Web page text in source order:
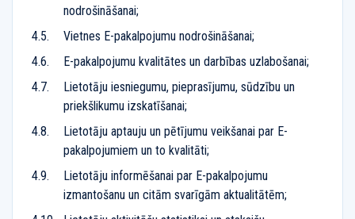
nodrošināšanai;
Vietnes E-pakalpojumu nodrošināšanai;
E-pakalpojumu kvalitātes un darbības uzlabošanai;
Lietotāju iesniegumu, pieprasījumu, sūdzību un
priekšlikumu izskatīšanai;
Lietotāju aptauju un pētījumu veikšanai par E-
pakalpojumiem un to kvalitāti;
Lietotāju informēšanai par E-pakalpojumu
izmantošanu un citām svarīgām aktualitātēm;